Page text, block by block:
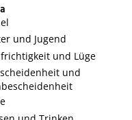
und Jugend
und Lüge
und